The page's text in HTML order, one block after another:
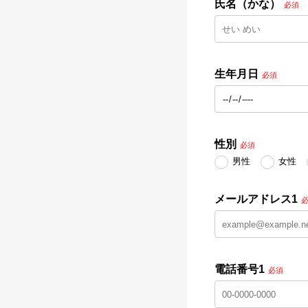
氏名（かな） 必須
生年月日 必須
性別 必須
男性 女性
メールアドレス1
電話番号1 必須